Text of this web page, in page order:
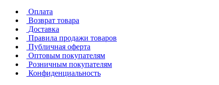
Оплата
Возврат товара
Доставка
Правила продажи товаров
Публичная оферта
Оптовым покупателям
Розничным покупателям
Конфиденциальность